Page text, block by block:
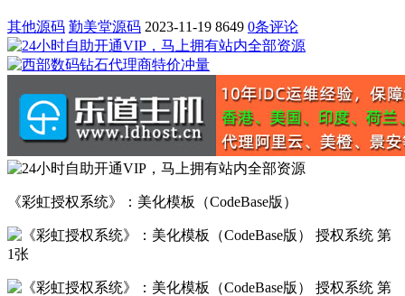
其他源码 勤美堂源码 2023-11-19 8649 0条评论
《彩虹授权系统》：美化模板（CodeBase版）